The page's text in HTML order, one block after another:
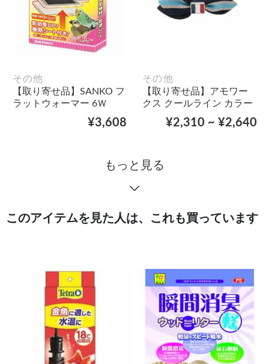
その他
【取り寄せ品】SANKO フ
ラットウォーマー 6Ｗ
¥3,608
その他
【取り寄せ品】アモワー
クス クールライン カラー
¥2,310 ~ ¥2,640
もっと見る
このアイテムを見た人は、これも買っています